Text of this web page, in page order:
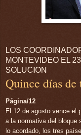
LOS
MONTEVIDEO EL
SOLUCION
Quince días
Página/12
El 12 de agosto vence el
a la normativa del bloque
lo acordado, los tres